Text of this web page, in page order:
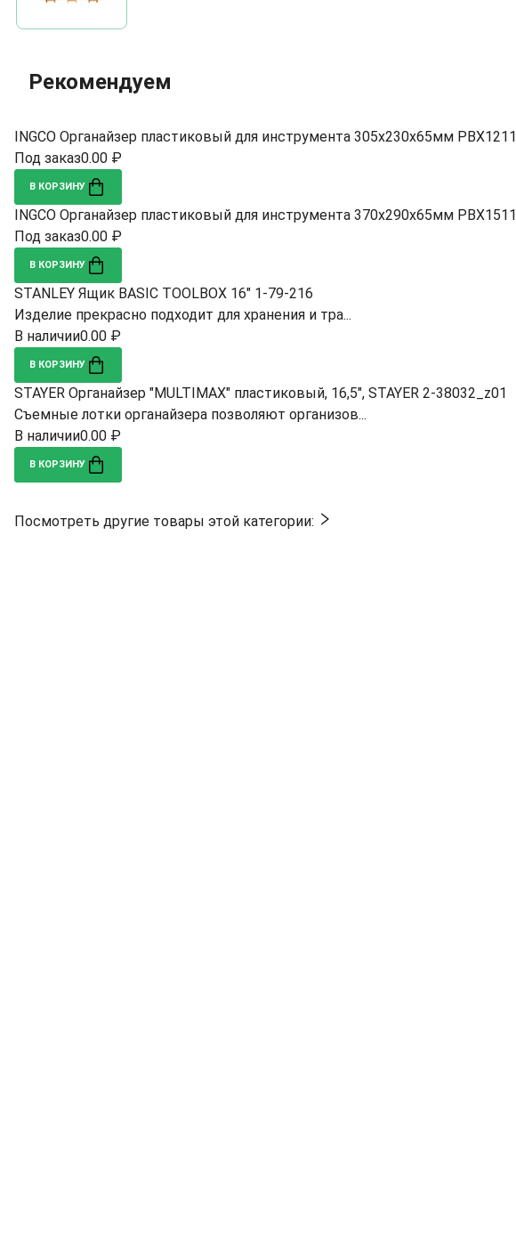
Рекомендуем
INGCO Органайзер пластиковый для инструмента 305х230х65мм PBX1211
Под заказ0.00 ₽
В КОРЗИНУ
INGCO Органайзер пластиковый для инструмента 370х290х65мм PBX1511
Под заказ0.00 ₽
В КОРЗИНУ
STANLEY Ящик BASIC TOOLBOX 16" 1-79-216
Изделие прекрасно подходит для хранения и тра...
В наличии0.00 ₽
В КОРЗИНУ
STAYER Органайзер "MULTIMAX" пластиковый, 16,5", STAYER 2-38032_z01
Съемные лотки органайзера позволяют организов...
В наличии0.00 ₽
В КОРЗИНУ
Посмотреть другие товары этой категории: